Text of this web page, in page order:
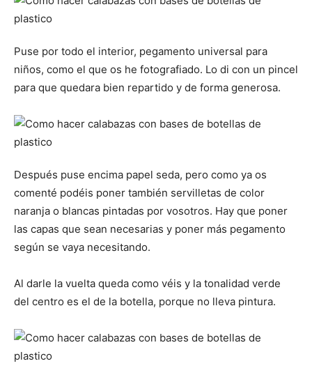
Puse por todo el interior, pegamento universal para
niños, como el que os he fotografiado. Lo di con un pincel
para que quedara bien repartido y de forma generosa.
Después puse encima papel seda, pero como ya os
comenté podéis poner también servilletas de color
naranja o blancas pintadas por vosotros. Hay que poner
las capas que sean necesarias y poner más pegamento
según se vaya necesitando.
Al darle la vuelta queda como véis y la tonalidad verde
del centro es el de la botella, porque no lleva pintura.